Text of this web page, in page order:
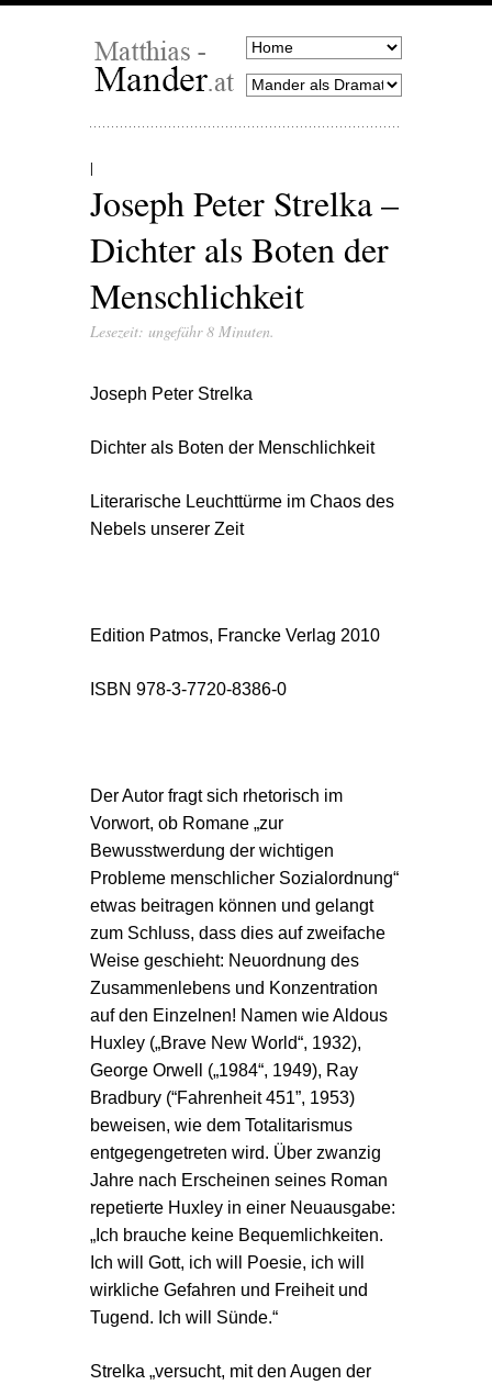
Joseph Peter Strelka –
Dichter als Boten der
Menschlichkeit
Lesezeit: ungefähr 8 Minuten.
Joseph Peter Strelka
Dichter als Boten der Menschlichkeit
Literarische Leuchttürme im Chaos des
Nebels unserer Zeit
Edition Patmos, Francke Verlag 2010
ISBN 978-3-7720-8386-0
Der Autor fragt sich rhetorisch im
Vorwort, ob Romane „zur
Bewusstwerdung der wichtigen
Probleme menschlicher Sozialordnung“
etwas beitragen können und gelangt
zum Schluss, dass dies auf zweifache
Weise geschieht: Neuordnung des
Zusammenlebens und Konzentration
auf den Einzelnen! Namen wie Aldous
Huxley („Brave New World“, 1932),
George Orwell („1984“, 1949), Ray
Bradbury (“Fahrenheit 451”, 1953)
beweisen, wie dem Totalitarismus
entgegengetreten wird. Über zwanzig
Jahre nach Erscheinen seines Roman
repetierte Huxley in einer Neuausgabe:
„Ich brauche keine Bequemlichkeiten.
Ich will Gott, ich will Poesie, ich will
wirkliche Gefahren und Freiheit und
Tugend. Ich will Sünde.“
Strelka „versucht, mit den Augen der